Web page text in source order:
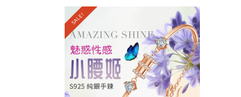
SALE!